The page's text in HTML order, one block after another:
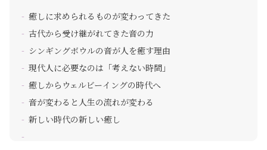
癒しに求められるものが変わってきた
古代から受け継がれてきた音の力
シンギングボウルの音が人を癒す理由
現代人に必要なのは「考えない時間」
癒しからウェルビーイングの時代へ
音が変わると人生の流れが変わる
新しい時代の新しい癒し